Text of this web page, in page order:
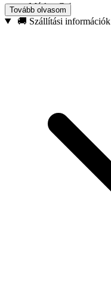
Márka: Geko
Huzal anyaga: acél
Fogantyú anyaga: fa
Tovább olvasom
🚚 Szállítási információk